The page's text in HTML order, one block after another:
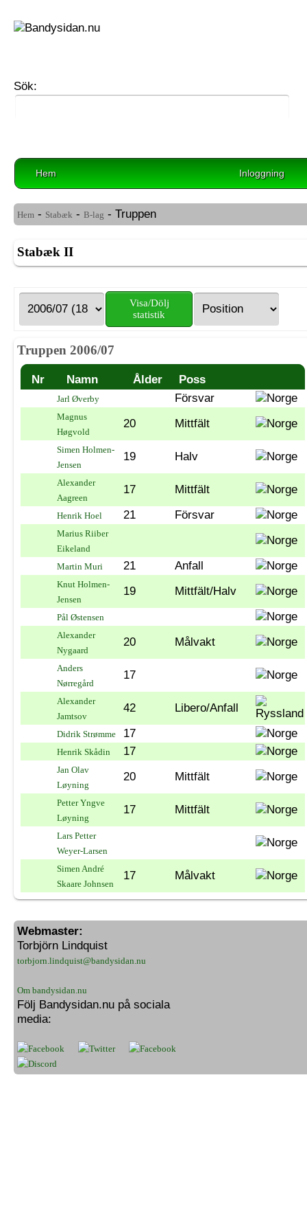
Sök:
Hem Inloggning
Hem - Stabæk - B-lag - Truppen
Stabæk II
Visa/Dölj
statistik
Truppen 2006/07
Nr Namn Ålder Poss
Jarl Øverby Försvar
Magnus
Høgvold
20 Mittfält
Simen Holmen-
Jensen
19 Halv
Alexander
Aagreen
17 Mittfält
Henrik Hoel 21 Försvar
Marius Riiber
Eikeland
Martin Muri
21 Anfall
Knut Holmen-
Jensen
19 Mittfält/Halv
Pål Østensen
Alexander
Nygaard
20 Målvakt
Anders
Nørregård
17
Alexander
Jamtsov
42 Libero/Anfall
Didrik Strømme 17
Henrik Skådin 17
Jan Olav
Løyning
20 Mittfält
Petter Yngve
Løyning
17 Mittfält
Lars Petter
Weyer-Larsen
Simen André
Skaare Johnsen
17 Målvakt
Webmaster:
Torbjörn Lindquist
torbjorn.lindquist@bandysidan.nu
Om bandysidan.nu
Följ Bandysidan.nu på sociala
media: